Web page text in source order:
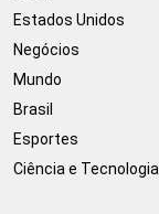
Estados Unidos
Negócios
Mundo
Brasil
Esportes
Ciência e Tecnologia